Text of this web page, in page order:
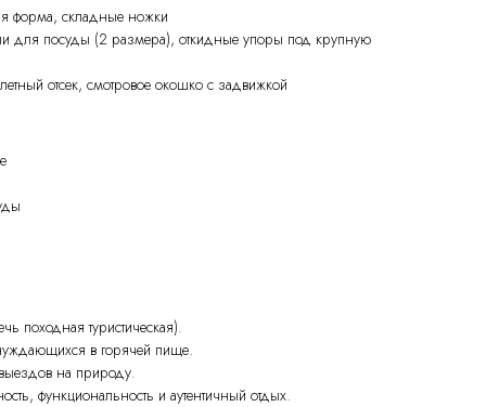
форма, складные ножки
для посуды (2 размера), откидные упоры под крупную
отсек, смотровое окошко с задвижкой
походная туристическая).
в горячей пище.
на природу.
функциональность и аутентичный отдых.